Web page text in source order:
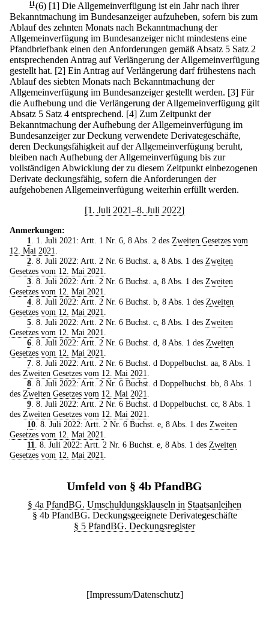
11(6) [1] Die Allgemeinverfügung ist ein Jahr nach ihrer
Bekanntmachung im Bundesanzeiger aufzuheben, sofern bis zum
Ablauf des zehnten Monats nach Bekanntmachung der
Allgemeinverfügung im Bundesanzeiger nicht mindestens eine
Pfandbriefbank einen den Anforderungen gemäß Absatz 5 Satz 2
entsprechenden Antrag auf Verlängerung der Allgemeinverfügung
gestellt hat. [2] Ein Antrag auf Verlängerung darf frühestens nach
Ablauf des siebten Monats nach Bekanntmachung der
Allgemeinverfügung im Bundesanzeiger gestellt werden. [3] Für
die Aufhebung und die Verlängerung der Allgemeinverfügung gilt
Absatz 5 Satz 4 entsprechend. [4] Zum Zeitpunkt der
Bekanntmachung der Aufhebung der Allgemeinverfügung im
Bundesanzeiger zur Deckung verwendete Derivategeschäfte,
deren Deckungsfähigkeit auf der Allgemeinverfügung beruht,
bleiben nach Aufhebung der Allgemeinverfügung bis zur
vollständigen Abwicklung der zu diesem Zeitpunkt einbezogenen
Derivate deckungsfähig, sofern die Anforderungen der
aufgehobenen Allgemeinverfügung weiterhin erfüllt werden.
[1. Juli 2021–8. Juli 2022]
Anmerkungen:
1. 1. Juli 2021: Artt. 1 Nr. 6, 8 Abs. 2 des Zweiten Gesetzes vom
12. Mai 2021.
2. 8. Juli 2022: Artt. 2 Nr. 6 Buchst. a, 8 Abs. 1 des Zweiten
Gesetzes vom 12. Mai 2021.
3. 8. Juli 2022: Artt. 2 Nr. 6 Buchst. a, 8 Abs. 1 des Zweiten
Gesetzes vom 12. Mai 2021.
4. 8. Juli 2022: Artt. 2 Nr. 6 Buchst. b, 8 Abs. 1 des Zweiten
Gesetzes vom 12. Mai 2021.
5. 8. Juli 2022: Artt. 2 Nr. 6 Buchst. c, 8 Abs. 1 des Zweiten
Gesetzes vom 12. Mai 2021.
6. 8. Juli 2022: Artt. 2 Nr. 6 Buchst. d, 8 Abs. 1 des Zweiten
Gesetzes vom 12. Mai 2021.
7. 8. Juli 2022: Artt. 2 Nr. 6 Buchst. d Doppelbuchst. aa, 8 Abs. 1
des Zweiten Gesetzes vom 12. Mai 2021.
8. 8. Juli 2022: Artt. 2 Nr. 6 Buchst. d Doppelbuchst. bb, 8 Abs. 1
des Zweiten Gesetzes vom 12. Mai 2021.
9. 8. Juli 2022: Artt. 2 Nr. 6 Buchst. d Doppelbuchst. cc, 8 Abs. 1
des Zweiten Gesetzes vom 12. Mai 2021.
10. 8. Juli 2022: Artt. 2 Nr. 6 Buchst. e, 8 Abs. 1 des Zweiten
Gesetzes vom 12. Mai 2021.
11. 8. Juli 2022: Artt. 2 Nr. 6 Buchst. e, 8 Abs. 1 des Zweiten
Gesetzes vom 12. Mai 2021.
Umfeld von § 4b PfandBG
§ 4a PfandBG. Umschuldungsklauseln in Staatsanleihen
§ 4b PfandBG. Deckungsgeeignete Derivategeschäfte
§ 5 PfandBG. Deckungsregister
[Impressum/Datenschutz]